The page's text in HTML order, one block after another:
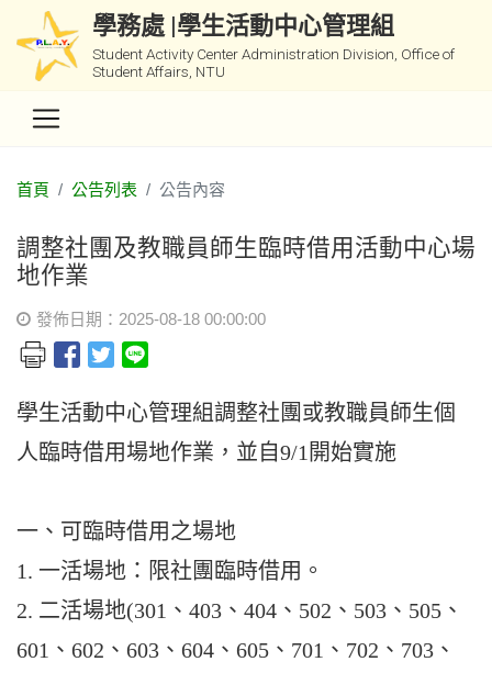
學務處 |學生活動中心管理組
Student Activity Center Administration Division, Office of
Student Affairs, NTU
首頁 公告列表 公告內容
調整社團及教職員師生臨時借用活動中心場
地作業
發佈日期：2025-08-18 00:00:00
學生活動中心管理組調整社團或教職員師生個
人臨時借用場地作業，並自9/1開始實施
一、可臨時借用之場地
1. 一活場地：限社團臨時借用。
2. 二活場地(301、403、404、502、503、505、
601、602、603、604、605、701、702、703、